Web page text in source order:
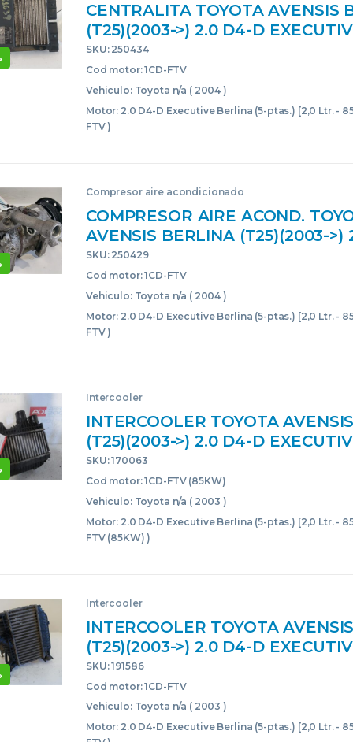
CENTRALITA TOYOTA AVENSIS
(T25)(2003->) 2.0 D4-D
(5-PTAS.) [2,0 LTR. – 85 KW D-
1CDFTV 89871-20050 8987120050
SKU: 250434
Cod motor: 1CD-FTV
Vehiculo: Toyota n/a ( 2004 )
Motor: 2.0 D4-D Executive Berlina (5-ptas.) [2,0 Ltr. -
FTV )
Compresor aire acondicionado
COMPRESOR AIRE ACOND.
AVENSIS BERLINA (T25)(2003->)
EXECUTIVE BERLINA (5-PTAS.)
KW D-CAT] 1CD-FTV 1CDFTV
4472209750 GRIS
SKU: 250429
Cod motor: 1CD-FTV
Vehiculo: Toyota n/a ( 2004 )
Motor: 2.0 D4-D Executive Berlina (5-ptas.) [2,0 Ltr. -
FTV )
Intercooler
INTERCOOLER TOYOTA
(T25)(2003->) 2.0 D4-D
(5-PTAS.) [2,0 LTR. – 85 KW D-
(85KW) 1CDFTV(85KW) GRANATE
SKU: 170063
Cod motor: 1CD-FTV (85KW)
Vehiculo: Toyota n/a ( 2003 )
Motor: 2.0 D4-D Executive Berlina (5-ptas.) [2,0 Ltr. -
FTV (85KW) )
Intercooler
INTERCOOLER TOYOTA
(T25)(2003->) 2.0 D4-D
(5-PTAS.) [2,0 LTR. – 85 KW D-
1CDFTV GRIS
SKU: 191586
Cod motor: 1CD-FTV
Vehiculo: Toyota n/a ( 2003 )
Motor: 2.0 D4-D Executive Berlina (5-ptas.) [2,0 Ltr. -